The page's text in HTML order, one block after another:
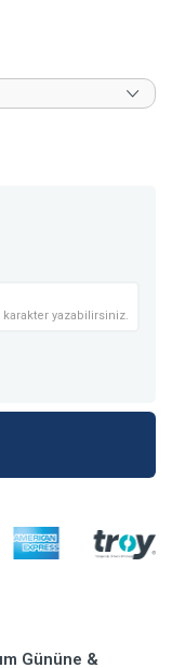
karakter yazabilirsiniz.
Gününe &